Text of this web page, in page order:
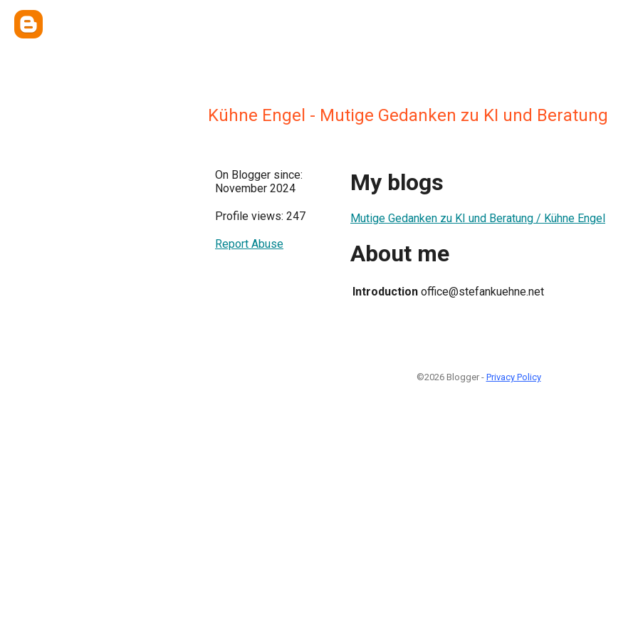
Kühne Engel - Mutige Gedanken zu KI und Beratung
On Blogger since:
November 2024
Profile views: 247
Report Abuse
My blogs
Mutige Gedanken zu KI und Beratung / Kühne Engel
About me
Introduction office@stefankuehne.net
©2026 Blogger - Privacy Policy